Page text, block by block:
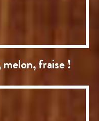
melon, fraise !